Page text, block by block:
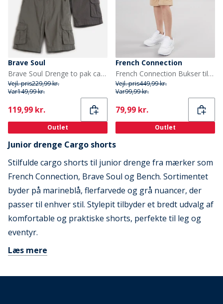
Brave Soul
Brave Soul Drenge to pak cargoshorts mørkegrå/navy Dark Grey / Navy
Vejl. pris229,99 kr.
Var149,99 kr.
Current
119,99 kr.
Outlet
French Connection
French Connection Bukser til Drenge Vault Cargo Sand/Sort
Vejl. pris449,99 kr.
Var99,99 kr.
Current
79,99 kr.
Outlet
Junior drenge Cargo shorts
Stilfulde cargo shorts til junior drenge fra mærker som
French Connection, Brave Soul og Bench. Sortimentet
byder på marineblå, flerfarvede og grå nuancer, der
passer til enhver stil. Stylepit tilbyder et bredt udvalg af
komfortable og praktiske shorts, perfekte til leg og
eventyr.
Læs mere